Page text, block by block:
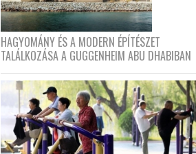
HAGYOMÁNY ÉS A MODERN ÉPÍTÉSZET
TALÁLKOZÁSA A GUGGENHEIM ABU DHABIBAN